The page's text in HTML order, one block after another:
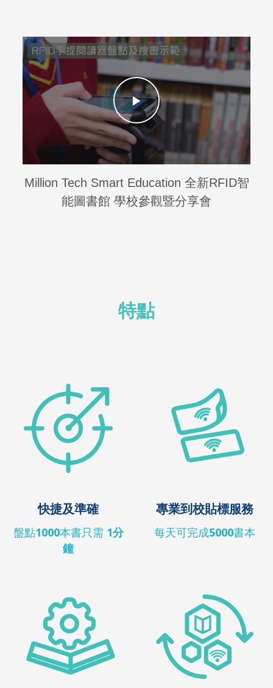
Million Tech Smart Education 全新RFID智
能圖書館 學校參觀暨分享會
特點
快捷及準確
盤點1000本書只需 1分
鐘
專業到校貼標服務
每天可完成5000書本